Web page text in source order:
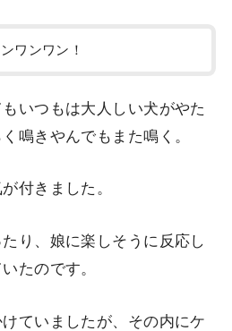
ワンワン！
いつもは大人しい犬がやた
鳴きやんでもまた鳴く。
付きました。
り、娘に楽しそうに反応し
たのです。
ていましたが、その内にケ